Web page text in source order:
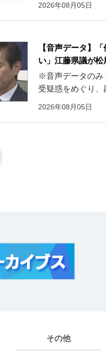
2026年08月05日
【音声データ】
い」江藤県議が
※音声データのみ
受疑惑をめぐり
2026年08月05日
その他